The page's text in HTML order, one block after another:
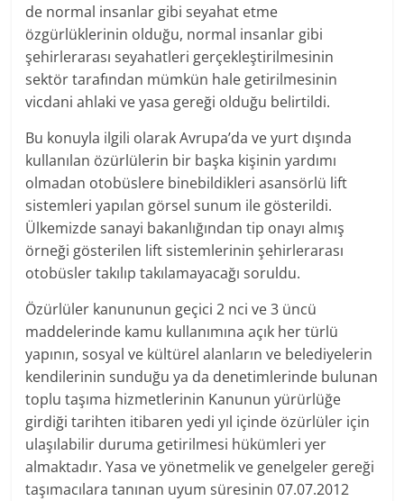
de normal insanlar gibi seyahat etme
özgürlüklerinin olduğu, normal insanlar gibi
şehirlerarası seyahatleri gerçekleştirilmesinin
sektör tarafından mümkün hale getirilmesinin
vicdani ahlaki ve yasa gereği olduğu belirtildi.
Bu konuyla ilgili olarak Avrupa’da ve yurt dışında
kullanılan özürlülerin bir başka kişinin yardımı
olmadan otobüslere binebildikleri asansörlü lift
sistemleri yapılan görsel sunum ile gösterildi.
Ülkemizde sanayi bakanlığından tip onayı almış
örneği gösterilen lift sistemlerinin şehirlerarası
otobüsler takılıp takılamayacağı soruldu.
Özürlüler kanununun geçici 2 nci ve 3 üncü
maddelerinde kamu kullanımına açık her türlü
yapının, sosyal ve kültürel alanların ve belediyelerin
kendilerinin sunduğu ya da denetimlerinde bulunan
toplu taşıma hizmetlerinin Kanunun yürürlüğe
girdiği tarihten itibaren yedi yıl içinde özürlüler için
ulaşılabilir duruma getirilmesi hükümleri yer
almaktadır. Yasa ve yönetmelik ve genelgeler gereği
taşımacılara tanınan uyum süresinin 07.07.2012